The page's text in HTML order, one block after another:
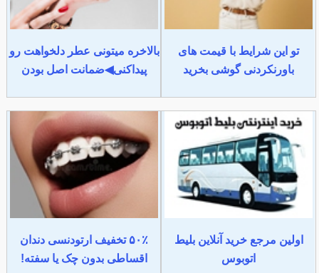
تو این شرایط با قیمت های
باورنکردنی گوشی بخرید
بالاخره میتونی عطر دلخواهت رو
پیداکنی◀ضمانت اصل بودن
اولین مرجع خرید آنلاین بلیط
اتوبوس
۵۰٪ تخفیف ارتودنسی دندان
اقساطی بدون چک یا سفته!